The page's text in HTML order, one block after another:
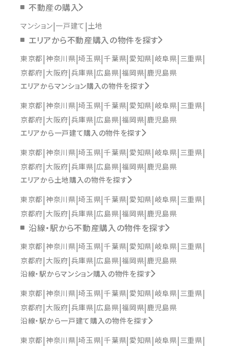
不動産の購入
マンション 一戸建て 土地
エリアから不動産購入の物件を探す
東京都 神奈川県 埼玉県 千葉県 愛知県 岐阜県 三重県
京都府 大阪府 兵庫県 広島県 福岡県 鹿児島県
エリアからマンション購入の物件を探す
東京都 神奈川県 埼玉県 千葉県 愛知県 岐阜県 三重県
京都府 大阪府 兵庫県 広島県 福岡県 鹿児島県
エリアから一戸建て購入の物件を探す
東京都 神奈川県 埼玉県 千葉県 愛知県 岐阜県 三重県
京都府 大阪府 兵庫県 広島県 福岡県 鹿児島県
エリアから土地購入の物件を探す
東京都 神奈川県 埼玉県 千葉県 愛知県 岐阜県 三重県
京都府 大阪府 兵庫県 広島県 福岡県 鹿児島県
沿線・駅から不動産購入の物件を探す
東京都 神奈川県 埼玉県 千葉県 愛知県 岐阜県 三重県
京都府 大阪府 兵庫県 広島県 福岡県 鹿児島県
沿線・駅からマンション購入の物件を探す
東京都 神奈川県 埼玉県 千葉県 愛知県 岐阜県 三重県
京都府 大阪府 兵庫県 広島県 福岡県 鹿児島県
沿線・駅から一戸建て購入の物件を探す
東京都 神奈川県 埼玉県 千葉県 愛知県 岐阜県 三重県